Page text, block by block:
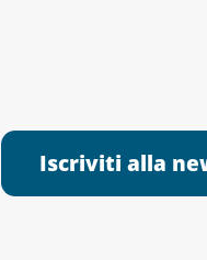
Iscriviti alla